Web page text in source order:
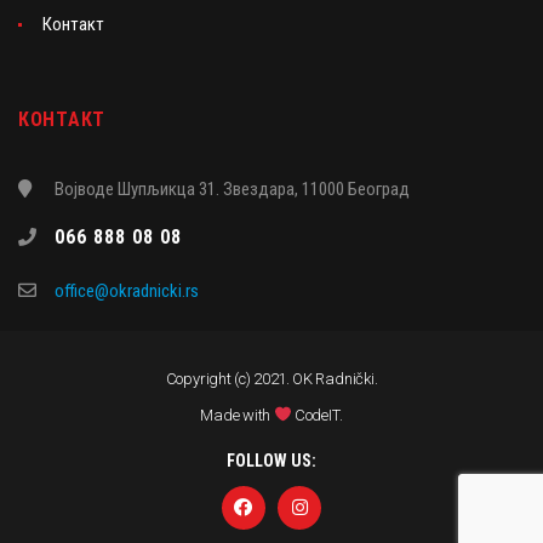
Контакт
КОНТАКТ
Војводе Шупљикца 31. Звездара, 11000 Београд
066 888 08 08
office@okradnicki.rs
Copyright (c) 2021. OK Radnički.
Made with
CodeIT.
FOLLOW US: